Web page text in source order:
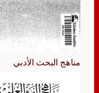
مناهج البحث الأدبي